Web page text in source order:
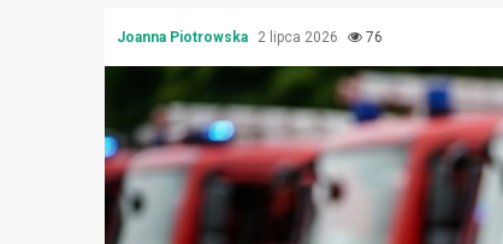
Joanna Piotrowska 2 lipca 2026 76